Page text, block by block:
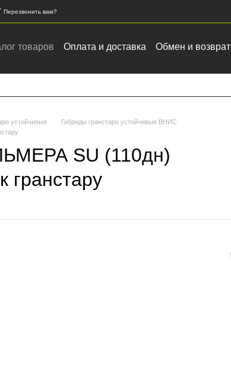
Перезвонить вам?
товаров Оплата и доставка Обмен и возврат
устойчивые
Гибриды гранстаро устойчивые ВНИС
SU (110дн)